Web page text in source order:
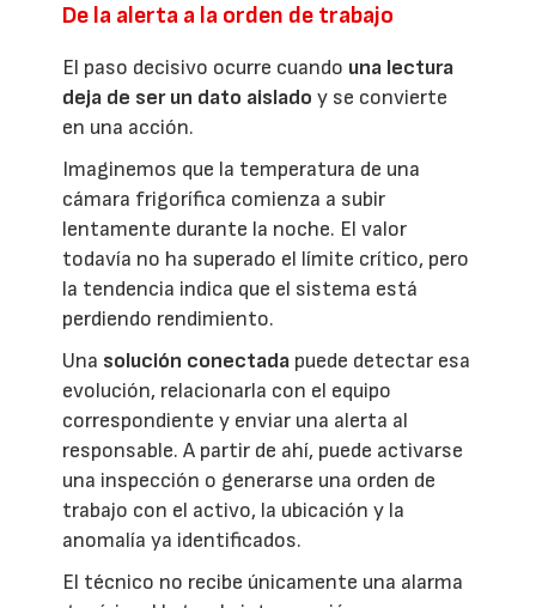
De la alerta a la orden de trabajo
El paso decisivo ocurre cuando una lectura
deja de ser un dato aislado y se convierte
en una acción.
Imaginemos que la temperatura de una
cámara frigorífica comienza a subir
lentamente durante la noche. El valor
todavía no ha superado el límite crítico, pero
la tendencia indica que el sistema está
perdiendo rendimiento.
Una solución conectada puede detectar esa
evolución, relacionarla con el equipo
correspondiente y enviar una alerta al
responsable. A partir de ahí, puede activarse
una inspección o generarse una orden de
trabajo con el activo, la ubicación y la
anomalía ya identificados.
El técnico no recibe únicamente una alarma